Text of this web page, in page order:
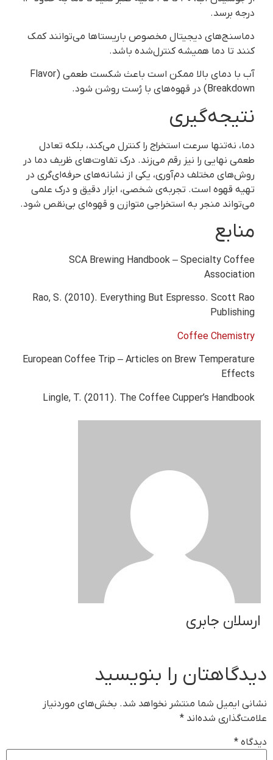
درجه برسد.
دماسنج‌های دیجیتال مخصوص باریستاها می‌توانند کمک
کنند تا دما همیشه کنترل‌شده باشد.
آب با دمای بالا ممکن است باعث شکست طعمی (Flavor
Breakdown) در قهوه‌های با رُست روشن شود.
نتیجه‌گیری
دما، نه‌تنها سرعت استخراج را کنترل می‌کند، بلکه تعادل
طعمی نهایی را نیز رقم می‌زند. درک تفاوت‌های ظریف دما در
روش‌های مختلف دم‌آوری، یکی از نشانه‌های حرفه‌ای‌گری در
تهیه قهوه است. تجربه‌ی شخصی، ابزار دقیق و درک علمی
می‌تواند منجر به استخراجی متوازن و قهوه‌ای بی‌نقص شود.
منابع
SCA Brewing Handbook – Specialty Coffee
Association
Rao, S. (2010). Everything But Espresso. Scott Rao
Publishing
Coffee Chemistry
European Coffee Trip – Articles on Brew Temperature
Effects
Lingle, T. (2011). The Coffee Cupper’s Handbook
ارسلان جابری
دیدگاهتان را بنویسید
نشانی ایمیل شما منتشر نخواهد شد. بخش‌های موردنیاز
علامت‌گذاری شده‌اند *
دیدگاه *